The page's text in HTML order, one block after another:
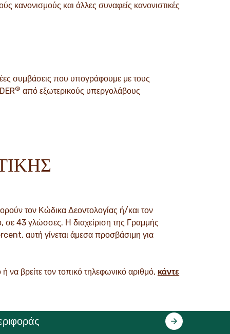
κανονισμούς και άλλες συναφείς κανονιστικές
συμβάσεις που υπογράφουμε με τους
® από εξωτερικούς υπεργολάβους
τον Κώδικα Δεοντολογίας ή/και τον
43 γλώσσες. Η διαχείριση της Γραμμής
αυτή γίνεται άμεσα προσβάσιμη για
να βρείτε τον τοπικό τηλεφωνικό αριθμό, κάντε